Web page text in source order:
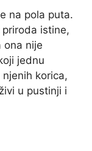
na pola puta.
istine,
ona nije
jednu
korica,
u pustinji i